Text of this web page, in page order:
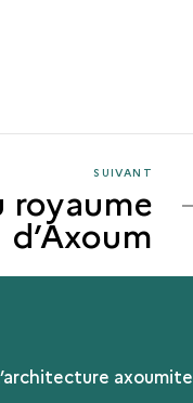
SUIVANT
L’ÉMERGENCE
ROYAUME
D’AXOUM
SUIVANT
royaume
d’Axoum
axoumite